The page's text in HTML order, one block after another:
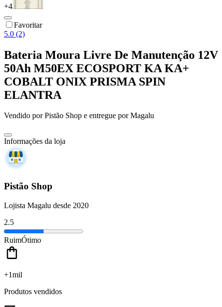
+4
Favoritar
5.0 (2)
Bateria Moura Livre De Manutenção 12V
50Ah M50EX ECOSPORT KA KA+
COBALT ONIX PRISMA SPIN
ELANTRA
Vendido porPistão Shop e entregue por Magalu
Informações da loja
Pistão Shop
Lojista Magalu desde 2020
2.5
RuimÓtimo
+1mil
Produtos vendidos